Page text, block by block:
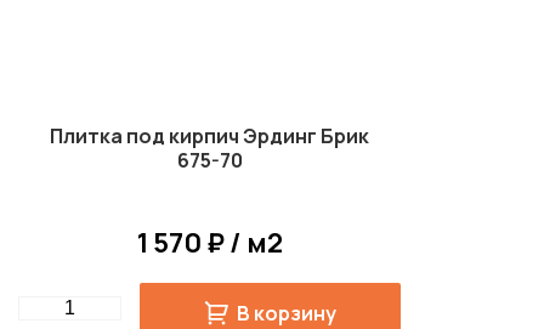
Плитка под кирпич Эрдинг Брик
675-70
1 570 ₽ / м2
Quantity В корзину